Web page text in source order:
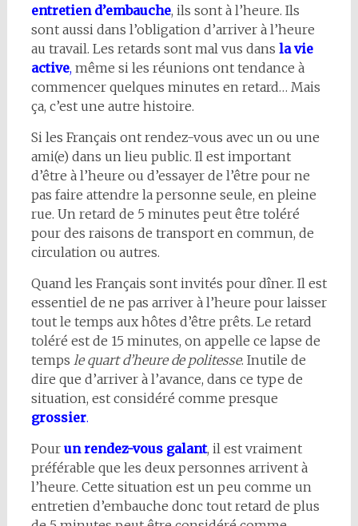
entretien d’embauche, ils sont à l’heure. Ils
sont aussi dans l’obligation d’arriver à l’heure
au travail. Les retards sont mal vus dans la vie
active, même si les réunions ont tendance à
commencer quelques minutes en retard… Mais
ça, c’est une autre histoire.
Si les Français ont rendez-vous avec un ou une
ami(e) dans un lieu public. Il est important
d’être à l’heure ou d’essayer de l’être pour ne
pas faire attendre la personne seule, en pleine
rue. Un retard de 5 minutes peut être toléré
pour des raisons de transport en commun, de
circulation ou autres.
Quand les Français sont invités pour dîner. Il est
essentiel de ne pas arriver à l’heure pour laisser
tout le temps aux hôtes d’être prêts. Le retard
toléré est de 15 minutes, on appelle ce lapse de
temps le quart d’heure de politesse. Inutile de
dire que d’arriver à l’avance, dans ce type de
situation, est considéré comme presque
grossier.
Pour un rendez-vous galant, il est vraiment
préférable que les deux personnes arrivent à
l’heure. Cette situation est un peu comme un
entretien d’embauche donc tout retard de plus